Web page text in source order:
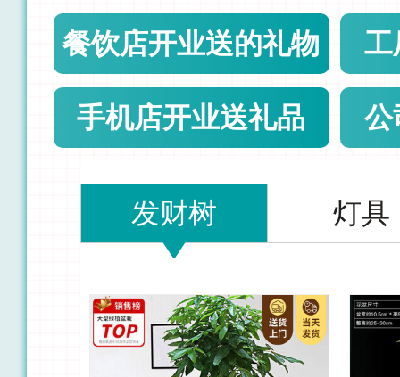
餐饮店开业送的礼物 工
手机店开业送礼品 公
发财树 灯具